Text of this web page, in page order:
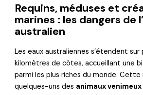
Requins, méduses et
marines : les dangers de
australien
Les eaux australiennes s’étendent
kilomètres de côtes, accueillant une
parmi les plus riches du monde. Cette
quelques-uns des animaux venimeux